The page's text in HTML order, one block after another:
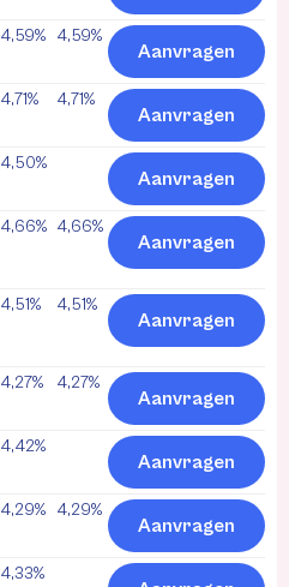
4,59% 4,59%
Aanvragen
4,71% 4,71%
Aanvragen
4,50%
Aanvragen
4,66% 4,66%
Aanvragen
4,51% 4,51%
Aanvragen
4,27% 4,27%
Aanvragen
4,42%
Aanvragen
4,29% 4,29%
Aanvragen
4,33%